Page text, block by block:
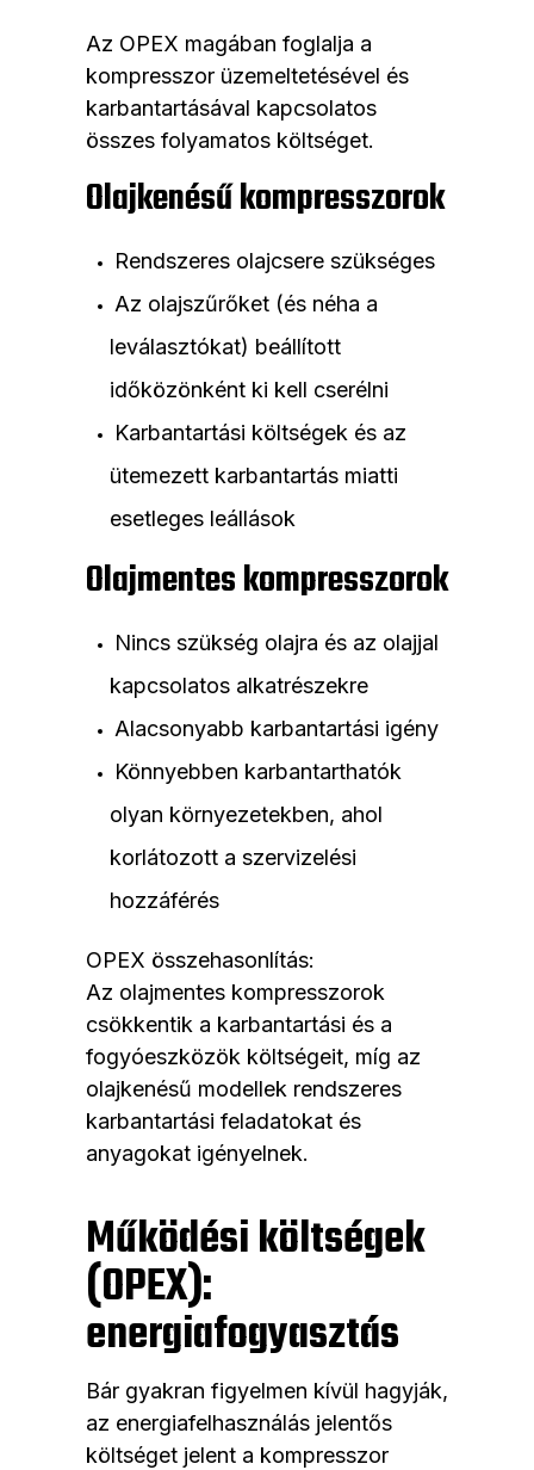
Az OPEX magában foglalja a
kompresszor üzemeltetésével és
karbantartásával kapcsolatos
összes folyamatos költséget.
Olajkenésű kompresszorok
Rendszeres olajcsere szükséges
Az olajszűrőket (és néha a
leválasztókat) beállított
időközönként ki kell cserélni
Karbantartási költségek és az
ütemezett karbantartás miatti
esetleges leállások
Olajmentes kompresszorok
Nincs szükség olajra és az olajjal
kapcsolatos alkatrészekre
Alacsonyabb karbantartási igény
Könnyebben karbantarthatók
olyan környezetekben, ahol
korlátozott a szervizelési
hozzáférés
OPEX összehasonlítás:
Az olajmentes kompresszorok
csökkentik a karbantartási és a
fogyóeszközök költségeit, míg az
olajkenésű modellek rendszeres
karbantartási feladatokat és
anyagokat igényelnek.
Működési költségek
(OPEX):
energiafogyasztás
Bár gyakran figyelmen kívül hagyják,
az energiafelhasználás jelentős
költséget jelent a kompresszor